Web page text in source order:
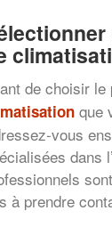
de choisir
que
vous
dans
à prendre